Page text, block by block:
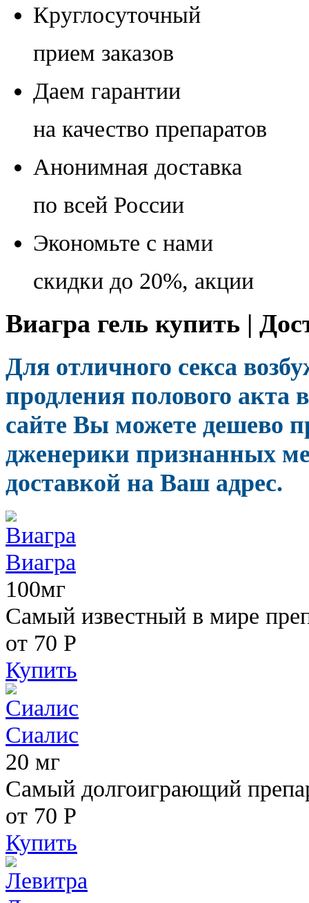
Круглосуточный
прием заказов
Даем гарантии
на качество препаратов
Анонимная доставка
по всей России
Экономьте с нами
скидки до 20%, акции
Виагра гель купить |
Для отличного секса
продления полового акта
сайте Вы можете дешево
дженерики признанных
доставкой на Ваш адрес.
Виагра
100мг
Самый известный в мире
от 70 Р
Купить
Сиалис
20 мг
Самый долгоиграющий
от 70 Р
Купить